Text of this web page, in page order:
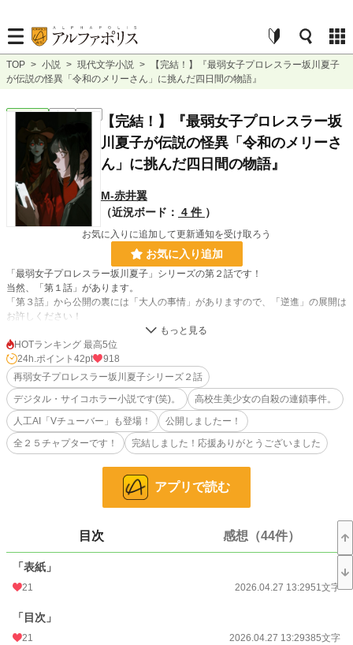
TOP > 小説 > 現代文学小説 >
【完結！】『最弱女子プロレスラー坂川夏子
が伝説の怪異「令和のメリーさん」に挑んだ四日間の物語』
現代文学 完結 長編
【完結！】『最弱女子プロレスラー坂
川夏子が伝説の怪異「令和のメリーさ
ん」に挑んだ四日間の物語』
M‐赤井翼
（近況ボード： 4 件 ）
お気に入りに追加して更新通知を受け取ろう
お気に入り追加
「最弱女子プロレスラー坂川夏子」シリーズの第２話です！
当然、「第１話」があります。
「第３話」から公開の裏には「大人の事情」がありますので、「逆進」の展開は
お許しください！
今度の「敵」は「令和のメリーさん」です！
みなさん「メリーさん」はご存じですか？
昭和末期の「三大怪異」と言われる大御所怪異の「口裂け女」、「八尺様」と肩
を並べる「メリーさん」です（※「３大怪異」は諸説あり）。
令和に蘇った「メリーさん」は「昭和のアナログ」チックな「人形」ではなく、
「デジタルメリーさん」です。
平静を挟み「メリーさん」も２１世紀モデルに進化しています(笑)。
「メリーさん」を良く知らない人は「ウィキ」でまずは調べてください。
いろんな「メリーさん」がいますが、引っ越しの際に捨てた人形の「メリーさ
後に立ち」、「DEATH！」Σ(ﾟ∀ﾟﾉ)ﾉｷｬｰ
そんな「メリーさん」に尊敬の念を込めて、「令和版ケリーさん」として「召
なっちゃんの今回の「仮彼」は年下のイケメンプログラマーです！
今回もなっちゃんはモテモテです！
「なっちゃんオチ」も用意していますので、お時間のある方は最後までお付き合
いしていただけると嬉しいです！
近日公開します！
(⋈◍＞◡＜◍)。✧💖
HOTランキング 最高5位
24h.ポイント 42pt
918
再弱女子プロレスラー坂川夏子シリーズ２話
デジタル・サイコホラー小説です(笑)。
高校生美少女の自殺の連鎖事件。
人工AI「Vチューバー」も登場！
公開しましたー！
全２５チャプターです！
完結しました！応援ありがとうございました
アプリで読む
目次 感想（44件）
「表紙」
21 2026.04.27 13:2951文字
「目次」
21 2026.04.27 13:29385文字